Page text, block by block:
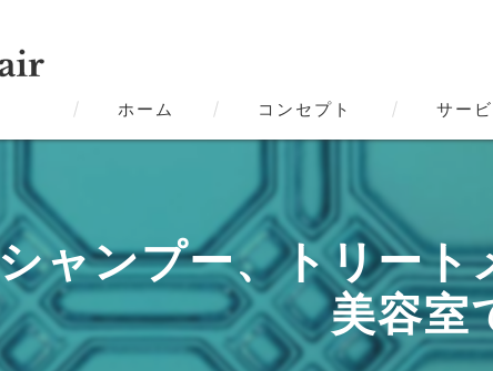
ホーム コンセプト
下関市の美容院･Bravery-hairの評判
下関市の美容院･Bravery-hairのお
サー
ャンプー、トリー
美容室